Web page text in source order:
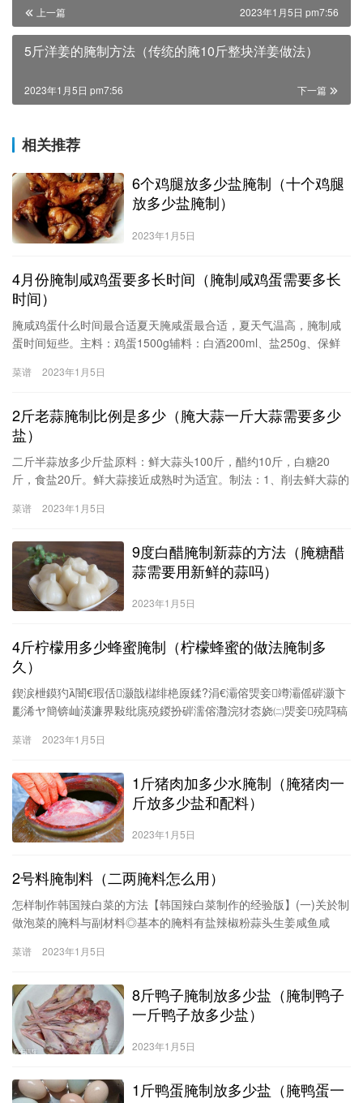
上一篇 2023年1月5日 pm7:56
5斤洋姜的腌制方法（传统的腌10斤整块洋姜做法）
下一篇
2023年1月5日 pm7:56
相关推荐
6个鸡腿放多少盐腌制（十个鸡腿
放多少盐腌制）
2023年1月5日
4月份腌制咸鸡蛋要多长时间（腌制咸鸡蛋需要多长
时间）
腌咸鸡蛋什么时间最合适夏天腌咸蛋最合适，夏天气温高，腌制咸
蛋时间短些。主料：鸡蛋1500g辅料：白酒200ml、盐250g、保鲜
费白酒，可以分批泡，在取出裹盐的同时再补进来）。2、泡好后蛋
菜谱 2023年1月5日
2斤老蒜腌制比例是多少（腌大蒜一斤大蒜需要多少
盐）
二斤半蒜放多少斤盐原料：鲜大蒜头100斤，醋约10斤，白糖20
斤，食盐20斤。鲜大蒜接近成熟时为适宜。制法：1、削去鲜大蒜的
斤腌制一天半，其间倒缸三次。2、除去盐水，用清水浸泡3天，每
的蒜头放入新缸内，（即不用原料缸之意）100斤大蒜放盐15
菜谱 2023年1月5日
9度白醋腌制新蒜的方法（腌糖醋
蒜需要用新鲜的蒜吗）
2023年1月5日
4斤柠檬用多少蜂蜜腌制（柠檬蜂蜜的做法腌制多
久）
鍥涙枻鏌犳闇€瑕佸灏戠櫧绯栬厡鍒?涓€灞傛煚妾竴灞傜硸灏卞
彲浠ヤ簡锛屾渶濂界敤纰庣殑鍐扮硸濡傛灉浣犲枩娆㈡煚妾殑閰稿
涓€鐐圭殑璇濓紝涓や釜灏卞浜嗐€傚姞鐨勬椂鍊欐煚妾垏寰楄秺
鍔犲叆鏌犳鍚庝細鍙樺緱寰堢█锛
菜谱 2023年1月5日
1斤猪肉加多少水腌制（腌猪肉一
斤放多少盐和配料）
2023年1月5日
2号料腌制料（二两腌料怎么用）
怎样制作韩国辣白菜的方法【韩国辣白菜制作的经验版】(一)关於制
做泡菜的腌料与副材料◎基本的腌料有盐辣椒粉蒜头生姜咸鱼咸
等。水果类有梨苹果香柚石榴….等。果实类有栗子丁香松子..
菜谱 2023年1月5日
8斤鸭子腌制放多少盐（腌制鸭子
一斤鸭子放多少盐）
2023年1月5日
1斤鸭蛋腌制放多少盐（腌鸭蛋一